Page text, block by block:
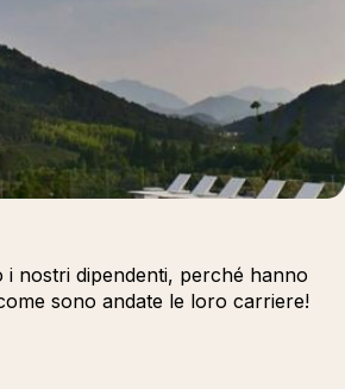
i nostri dipendenti, perché hanno
sono andate le loro carriere!